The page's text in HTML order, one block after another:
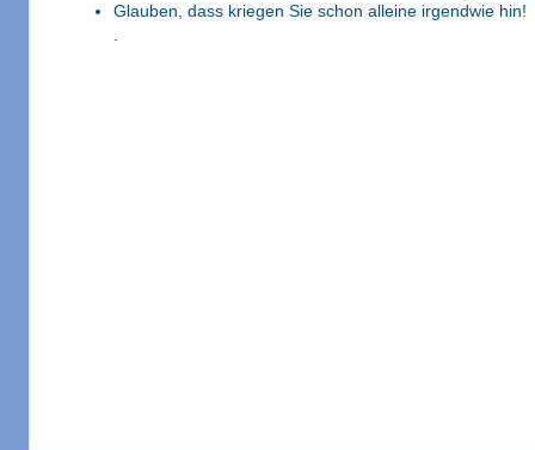
Glauben, dass kriegen Sie schon alleine irgendwie hin!